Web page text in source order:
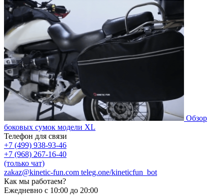
Обзор
боковых сумок модели XL
Телефон для связи
+7 (499) 938-93-46
+7 (968) 267-16-40
(только чат)
zakaz@kinetic-fun.com teleg.one/kineticfun_bot
Как мы работаем?
Ежедневно с 10:00 до 20:00